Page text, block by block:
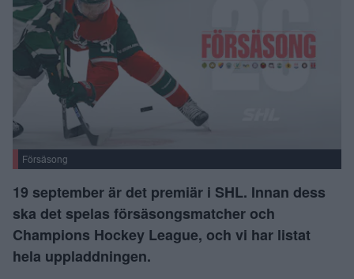
Försäsong
19 september är det premiär i SHL. Innan dess
ska det spelas försäsongsmatcher och
Champions Hockey League, och vi har listat
hela uppladdningen.